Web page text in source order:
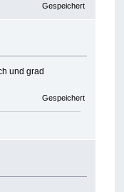
Gespeichert
und grad
Gespeichert